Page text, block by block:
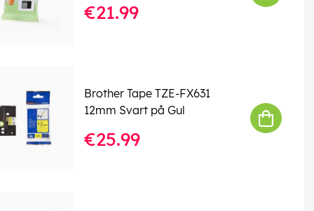
€21.99
Brother Tape TZE-FX631
12mm Svart på Gul
€25.99